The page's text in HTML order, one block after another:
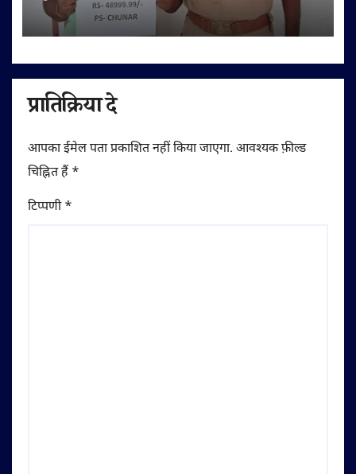
प्रातिक्रिया दे
आपका ईमेल पता प्रकाशित नहीं किया जाएगा. आवश्यक फ़ील्ड
चिह्नित हैं *
टिप्पणी*